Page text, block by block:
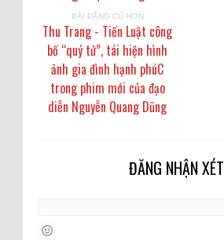
BÀI ĐĂNG CŨ HƠN
Thu Trang - Tiến Luật công
bố “quý tử”, tái hiện hình
ảnh gia đình hạnh phúC
trong phim mới của đạo
diễn Nguyễn Quang Dũng
ĐĂNG NHẬN XÉT